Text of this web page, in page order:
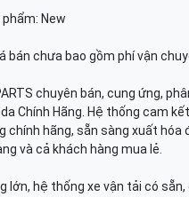
New
bán chưa bao gồm phí vận
chuyên bán, cung ứng,
Chính Hãng. Hệ thống cam
chính hãng, sẵn sàng xuất hóa
và cả khách hàng mua lẻ.
lớn, hệ thống xe vận tải có sẵn,